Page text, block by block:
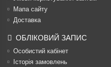
Мапа сайту
Доставка
ОБЛІКОВИЙ ЗАПИС
Особистий кабінет
Історія замовлень